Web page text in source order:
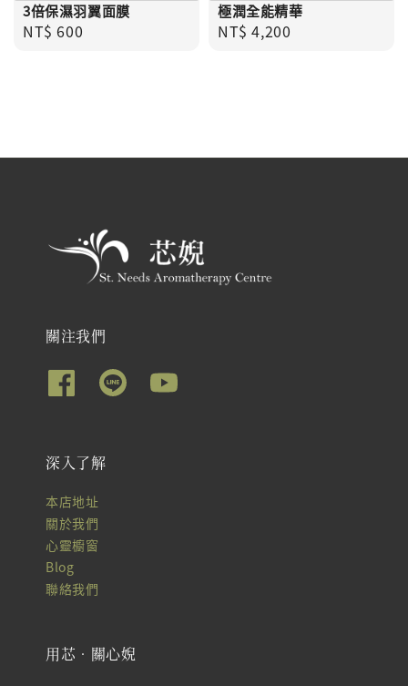
3倍保濕羽翼面膜
Regular price
NT$ 600
極潤全能精華
Regular price
NT$ 4,200
關注我們
深入了解
本店地址
關於我們
心靈櫥窗
Blog
聯絡我們
用芯‧關心婗